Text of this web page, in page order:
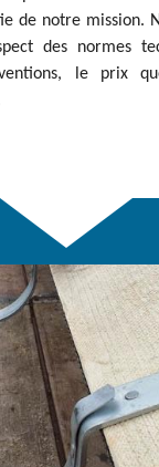
de notre mission.
des normes
le prix